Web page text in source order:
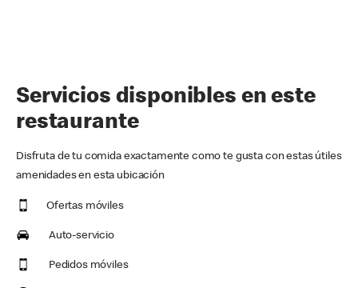
Servicios disponibles en este
restaurante
Disfruta de tu comida exactamente como te gusta con estas útiles
amenidades en esta ubicación
Ofertas móviles
Auto-servicio
Pedidos móviles